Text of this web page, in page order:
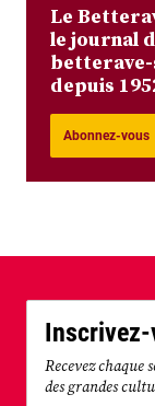
Le
le journal
depuis
Abonnez-vous
Recevez chaque
des grandes